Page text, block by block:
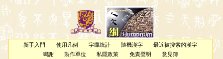
新手入門 使用凡例 字庫統計 隨機漢字
最近被搜索的漢字
鳴謝
製作單位 私隱政策 免責聲明 意見簿